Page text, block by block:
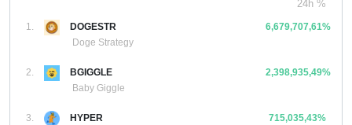
24h %
1.
DOGESTR
Doge Strategy
6,679,707,61%
2.
BGIGGLE
Baby Giggle
2,398,935,49%
3.
HYPER
715,035,43%